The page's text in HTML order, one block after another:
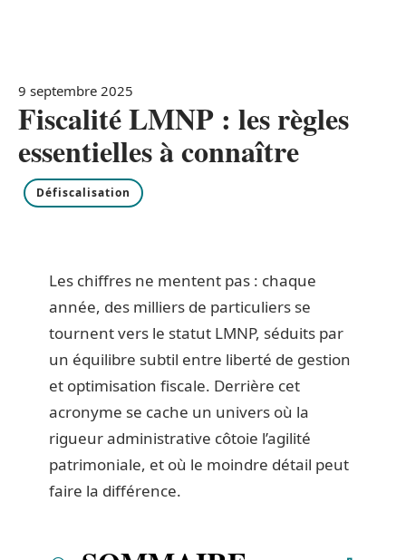
9 septembre 2025
Fiscalité LMNP : les règles
essentielles à connaître
Défiscalisation
Les chiffres ne mentent pas : chaque
année, des milliers de particuliers se
tournent vers le statut LMNP, séduits par
un équilibre subtil entre liberté de gestion
et optimisation fiscale. Derrière cet
acronyme se cache un univers où la
rigueur administrative côtoie l’agilité
patrimoniale, et où le moindre détail peut
faire la différence.